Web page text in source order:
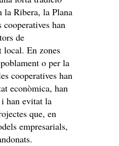
la Ribera, la Plana
han
de
local. En zones
o per la
cooperatives han
econòmica, han
han evitat la
que, en
empresarials,